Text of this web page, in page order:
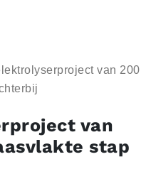
van 200
van
stap